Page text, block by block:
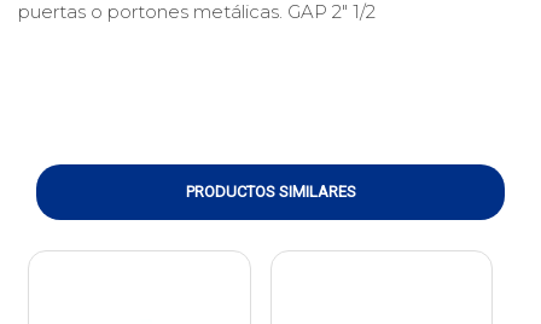
puertas o portones metálicas. GAP 2" 1/2
PRODUCTOS SIMILARES